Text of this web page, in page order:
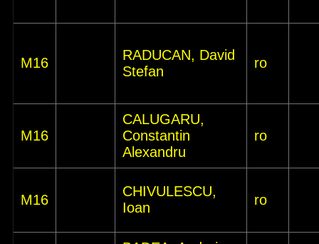
M16
RADUCAN, David
Stefan
ro
M16
CALUGARU,
Constantin
Alexandru
ro
M16
CHIVULESCU,
Ioan
ro